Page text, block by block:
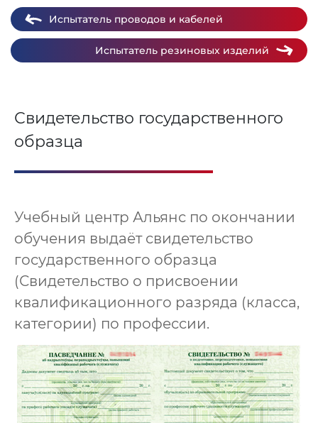
Испытатель проводов и кабелей
Испытатель резиновых изделий
Свидетельство государственного
образца
Учебный центр Альянс по окончании
обучения выдаёт свидетельство
государственного образца
(Свидетельство о присвоении
квалификационного разряда (класса,
категории) по профессии.